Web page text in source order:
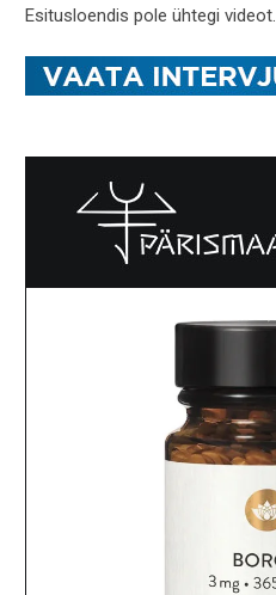
Esitusloendis pole ühtegi videot.